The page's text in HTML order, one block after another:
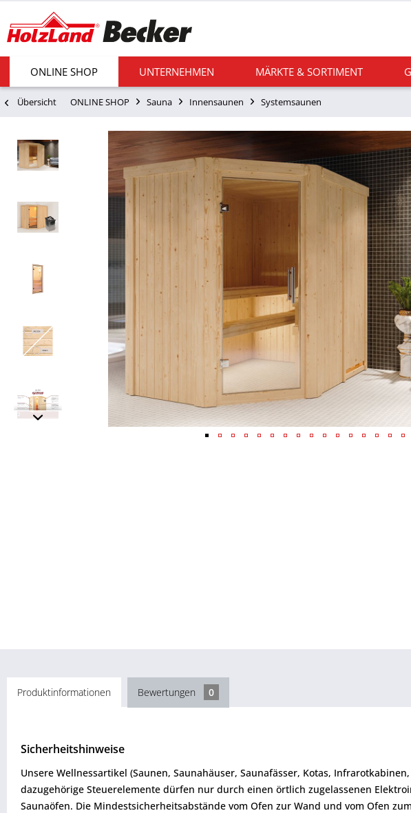
ONLINE SHOP UNTERNEHMEN MÄRKTE & SORTIMENT
Übersicht ONLINE SHOP Sauna Innensaunen Systemsaunen
Produktinformationen Bewertungen 0
Sicherheitshinweise
Unsere Wellnessartikel (Saunen, Saunahäuser, Saunafässer, Kotas,
dazugehörige Steuerelemente dürfen nur durch einen örtlich zugelassenen
Saunaöfen. Die Mindestsicherheitsabstände vom Ofen zur Wand und vom Ofen